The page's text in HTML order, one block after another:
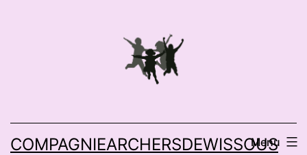
COMPAGNIEARCHERSDEWISSOUS
Menu